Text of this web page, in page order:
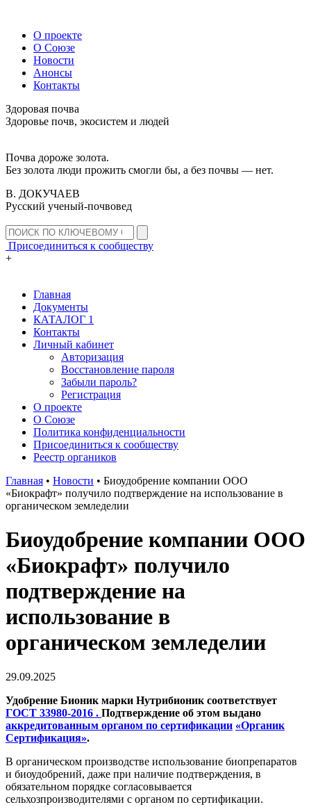
О проекте
О Союзе
Новости
Анонсы
Контакты
Здоровая почва
Здоровье почв, экосистем и людей
Почва дороже золота.
Без золота люди прожить смогли бы, а без почвы — нет.
В. ДОКУЧАЕВ
Русский ученый-почвовед
Присоединиться к сообществу
+
Главная
Документы
КАТАЛОГ 1
Контакты
Личный кабинет
Авторизация
Восстановление пароля
Забыли пароль?
Регистрация
О проекте
О Союзе
Политика конфиденциальности
Присоединиться к сообществу
Реестр органиков
Главная • Новости • Биоудобрение компании ООО
«Биокрафт» получило подтверждение на использование в
органическом земледелии
Биоудобрение компании ООО
«Биокрафт» получило
подтверждение на
использование в
органическом земледелии
29.09.2025
Удобрение Бионик марки Нутрибионик соответствует
ГОСТ 33980-2016 . Подтверждение об этом выдано
аккредитованным органом по сертификации «Органик
Сертификация».
В органическом производстве использование биопрепаратов
и биоудобрений, даже при наличие подтверждения, в
обязательном порядке согласовывается
сельхозпроизводителями с органом по сертификации.